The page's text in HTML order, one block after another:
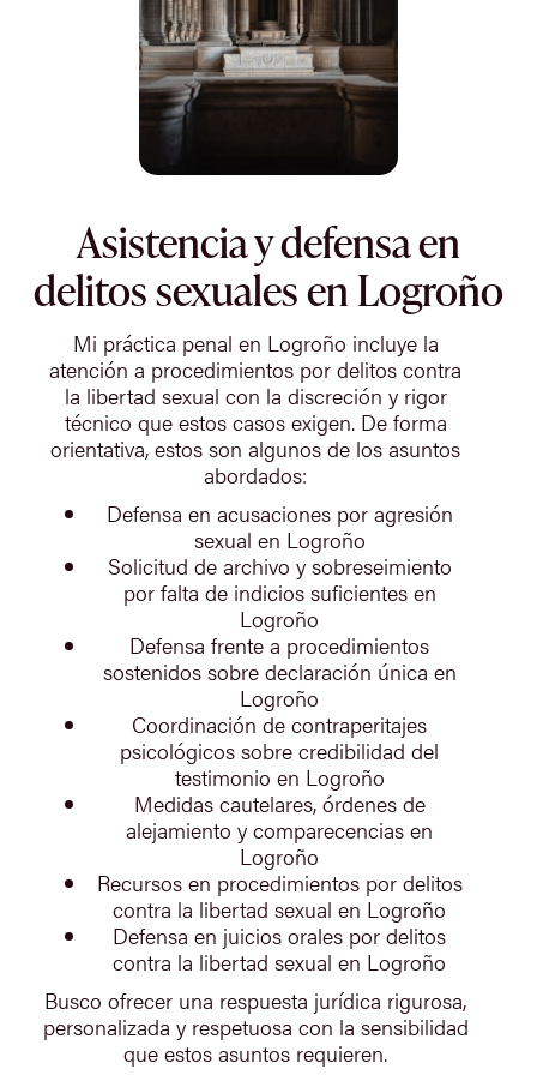
Asistencia y defensa en
delitos sexuales en Logroño
Mi práctica penal en Logroño incluye la
atención a procedimientos por delitos contra
la libertad sexual con la discreción y rigor
técnico que estos casos exigen. De forma
orientativa, estos son algunos de los asuntos
abordados:
Defensa en acusaciones por agresión
sexual en Logroño
Solicitud de archivo y sobreseimiento
por falta de indicios suficientes en
Logroño
Defensa frente a procedimientos
sostenidos sobre declaración única en
Logroño
Coordinación de contraperitajes
psicológicos sobre credibilidad del
testimonio en Logroño
Medidas cautelares, órdenes de
alejamiento y comparecencias en
Logroño
Recursos en procedimientos por delitos
contra la libertad sexual en Logroño
Defensa en juicios orales por delitos
contra la libertad sexual en Logroño
Busco ofrecer una respuesta jurídica rigurosa,
personalizada y respetuosa con la sensibilidad
que estos asuntos requieren.